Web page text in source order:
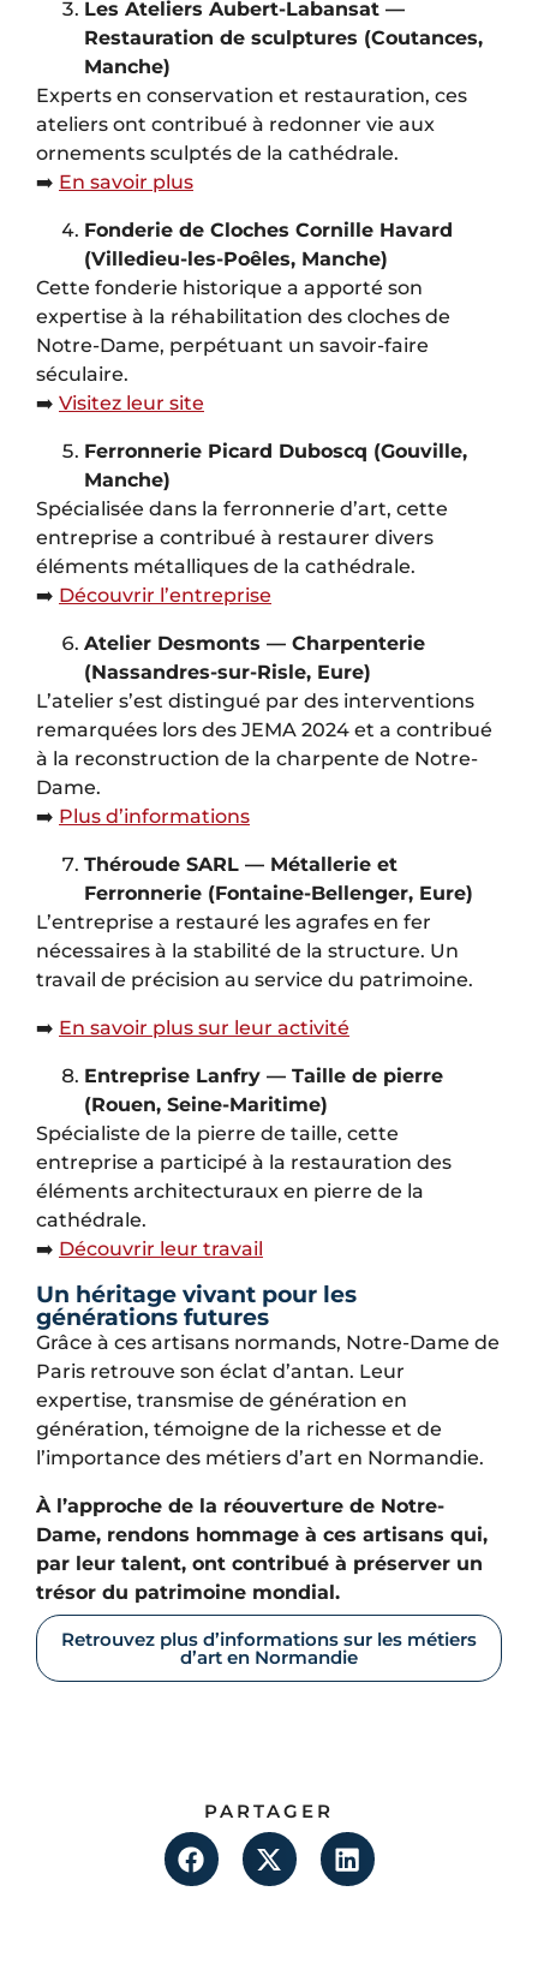
Les Ateliers Aubert-Labansat —
Restauration de sculptures (Coutances,
Manche)
Experts en conservation et restauration, ces
ateliers ont contribué à redonner vie aux
ornements sculptés de la cathédrale.
➡️ En savoir plus
Fonderie de Cloches Cornille Havard
(Villedieu-les-Poêles, Manche)
Cette fonderie historique a apporté son
expertise à la réhabilitation des cloches de
Notre-Dame, perpétuant un savoir-faire
séculaire.
➡️ Visitez leur site
Ferronnerie Picard Duboscq (Gouville,
Manche)
Spécialisée dans la ferronnerie d’art, cette
entreprise a contribué à restaurer divers
éléments métalliques de la cathédrale.
➡️ Découvrir l’entreprise
Atelier Desmonts — Charpenterie
(Nassandres-sur-Risle, Eure)
L’atelier s’est distingué par des interventions
remarquées lors des JEMA 2024 et a contribué
à la reconstruction de la charpente de Notre-
Dame.
➡️ Plus d’informations
Théroude SARL — Métallerie et
Ferronnerie (Fontaine-Bellenger, Eure)
L’entreprise a restauré les agrafes en fer
nécessaires à la stabilité de la structure. Un
travail de précision au service du patrimoine.
➡️ En savoir plus sur leur activité
Entreprise Lanfry — Taille de pierre
(Rouen, Seine-Maritime)
Spécialiste de la pierre de taille, cette
entreprise a participé à la restauration des
éléments architecturaux en pierre de la
cathédrale.
➡️ Découvrir leur travail
Un héritage vivant pour les
générations futures
Grâce à ces artisans normands, Notre-Dame de
Paris retrouve son éclat d’antan. Leur
expertise, transmise de génération en
génération, témoigne de la richesse et de
l’importance des métiers d’art en Normandie.
À l’approche de la réouverture de Notre-
Dame, rendons hommage à ces artisans qui,
par leur talent, ont contribué à préserver un
trésor du patrimoine mondial.
Retrouvez plus d’informations sur les métiers
d’art en Normandie
PARTAGER